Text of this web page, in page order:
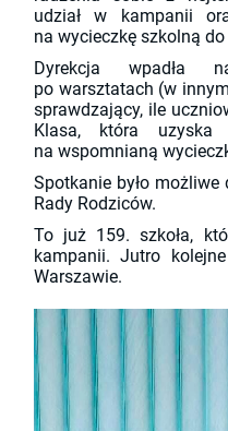
udział w kampanii
na wycieczkę szkolną
Dyrekcja wpadła
po warsztatach (w
sprawdzający, ile
Klasa, która uzyska
na wspomnianą
Spotkanie było
Rady Rodziców.
To już 159. szkoła,
kampanii. Jutro
Warszawie.